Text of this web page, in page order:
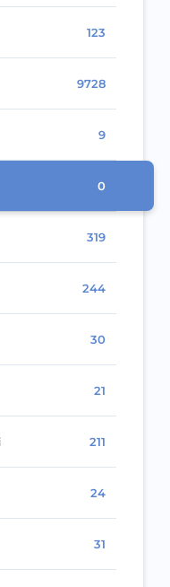
123
9728
9
0
319
244
30
21
211
24
31